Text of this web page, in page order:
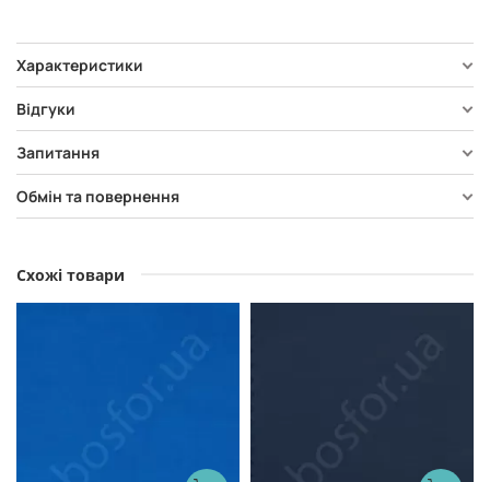
Характеристики
Відгуки
Запитання
Обмін та повернення
Схожі товари